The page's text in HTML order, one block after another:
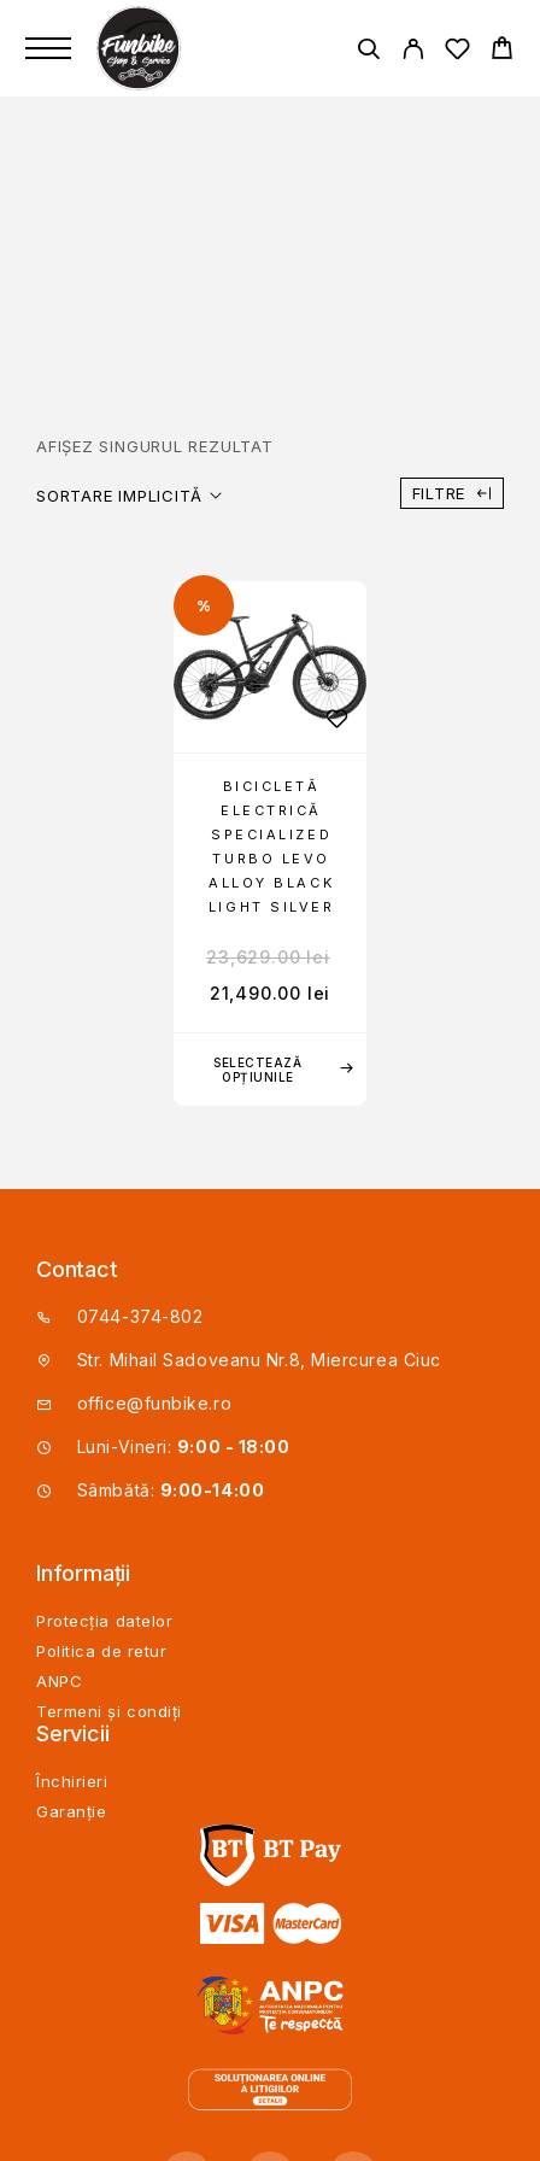
AFIȘEZ SINGURUL REZULTAT
SORTARE IMPLICITĂ FILTRE
%
SELECTEAZĂ
OPȚIUNILE
BICICLETĂ
ELECTRICĂ
SPECIALIZED
TURBO LEVO
ALLOY BLACK
LIGHT SILVER
23,629.00lei
21,490.00 lei
Contact
0744-374-802
Str. Mihail Sadoveanu Nr.8, Miercurea Ciuc
office@funbike.ro
Luni-Vineri: 9:00 - 18:00
Sâmbătă: 9:00-14:00
Informații
Protecția datelor
Politica de retur
ANPC
Termeni și condiți
Servicii
Închirieri
Garanție